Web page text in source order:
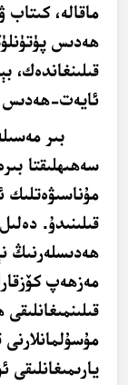
ماقالە،
ھەدىس
قىلىنغاندەك،
ئايەت-ھەدىس
بىر
سەھىھلىقتا
مۇناسىۋەتلىك
قىلىنىدۇ.
ھەدىسلەرنىڭ
مەزھەپ
يارىمىغانلىقى